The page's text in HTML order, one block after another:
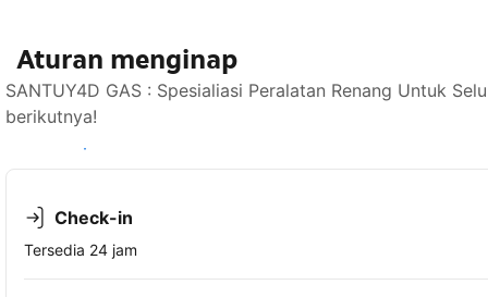
Aturan menginap
SANTUY4D GAS : Spesialiasi Peralatan Renang Untuk
berikutnya!
Lihat ketersediaan
Check-in
Tersedia 24 jam